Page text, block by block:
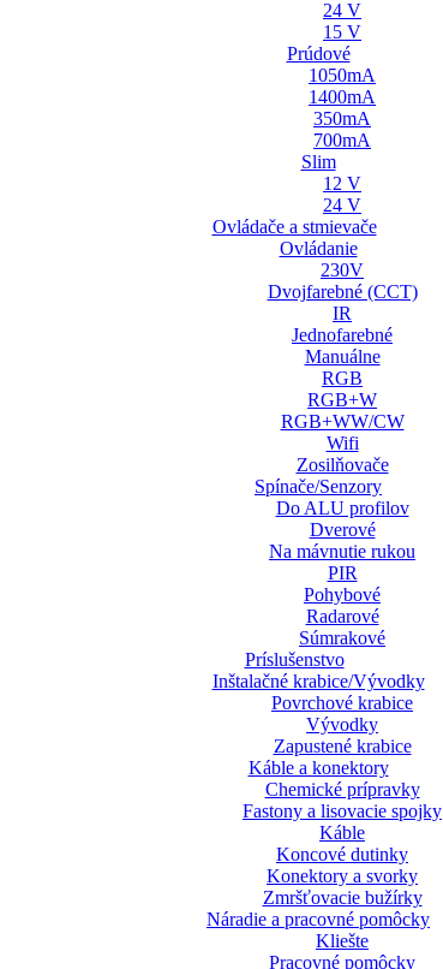
24 V
15 V
Prúdové
1050mA
1400mA
350mA
700mA
Slim
12 V
24 V
Ovládače a stmievače
Ovládanie
230V
Dvojfarebné (CCT)
IR
Jednofarebné
Manuálne
RGB
RGB+W
RGB+WW/CW
Wifi
Zosilňovače
Spínače/Senzory
Do ALU profilov
Dverové
Na mávnutie rukou
PIR
Pohybové
Radarové
Súmrakové
Príslušenstvo
Inštalačné krabice/Vývodky
Povrchové krabice
Vývodky
Zapustené krabice
Káble a konektory
Chemické prípravky
Fastony a lisovacie spojky
Káble
Koncové dutinky
Konektory a svorky
Zmršťovacie bužírky
Náradie a pracovné pomôcky
Kliešte
Pracovné pomôcky